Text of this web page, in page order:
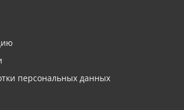
персональных данных